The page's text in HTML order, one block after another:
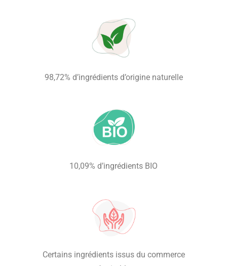
98,72% d’ingrédients d’origine naturelle
10,09% d’ingrédients BIO
Certains ingrédients issus du commerce